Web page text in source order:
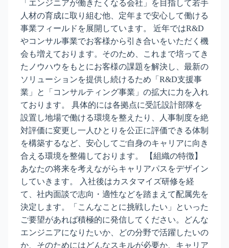
「エンジニアが働きたくなる会社」を目指して若手
人材の育成に取り組む他、定年まで安心して働ける
事業フィールドを展開しています。 近年ではR&D
やコンサル事業でお客様から引き合いをいただく機
会も増えております。そのため、これまで培ってき
たノウハウをもとにお客様の課題を解決し、最新の
ソリューションを提供し続けるため「R&D支援事
業」と「コンサルティング事業」の拡大に力を入れ
ております。 具体的には各拠点に受託設計部隊を
設置し地場で働ける環境を整えたり、人事制度を絶
対評価に変更し一人ひとりを公正に評価できる体制
を構築するなど、安心してご自身のキャリアに向き
合える環境を整備しております。 【組織の特徴】
あなたの将来を考えながらキャリアパスをデザイン
していきます。 入社後はカスタマイズ研修を経
て、社内面談で志向・適性などを踏まえて配属先を
決定します。「こんなことに挑戦したい」といった
ご要望があれば積極的に発信してください。どんな
エンジニアになりたいか、どの分野で活躍したいの
か、そのためにはどんなスキルが必要か、キャリア